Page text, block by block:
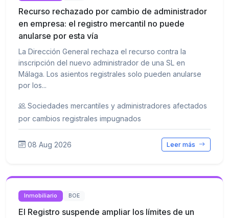
Recurso rechazado por cambio de administrador
en empresa: el registro mercantil no puede
anularse por esta vía
La Dirección General rechaza el recurso contra la
inscripción del nuevo administrador de una SL en
Málaga. Los asientos registrales solo pueden anularse
por los...
Sociedades mercantiles y administradores afectados
por cambios registrales impugnados
08 Aug 2026 Leer más
Inmobiliario BOE
El Registro suspende ampliar los límites de un